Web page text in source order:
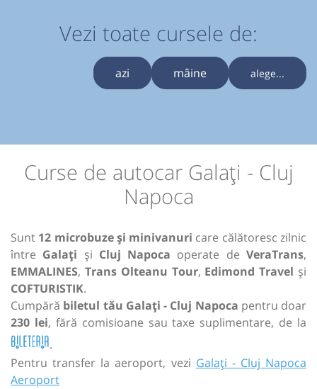
Vezi toate cursele de:
azi mâine alege...
Curse de autocar Galați - Cluj
Napoca
Sunt 12 microbuze și minivanuri care călătoresc zilnic
între Galați și Cluj Napoca operate deVeraTrans,
EMMALINES, Trans Olteanu Tour, Edimond Travel și
COFTURISTIK.
Cumpără biletul tău Galați - Cluj Napoca pentru doar
230 lei, fără comisioane sau taxe suplimentare, de la
.
Pentru transfer la aeroport, vezi Galați - Cluj Napoca
Aeroport